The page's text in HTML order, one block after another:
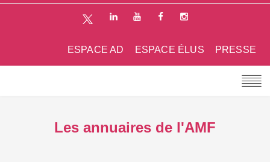
PRESSE
ESPACE ÉLUS
ESPACE AD
Les annuaires de l'AMF